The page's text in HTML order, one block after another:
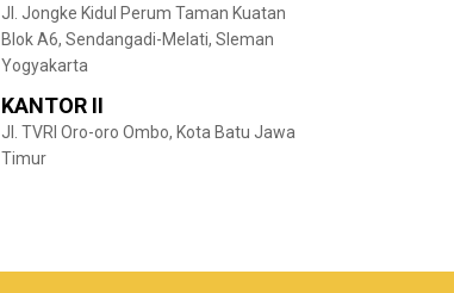
Jl. Jongke Kidul Perum Taman Kuatan
Blok A6, Sendangadi-Melati, Sleman
Yogyakarta
KANTOR II
Jl. TVRI Oro-oro Ombo, Kota Batu Jawa
Timur